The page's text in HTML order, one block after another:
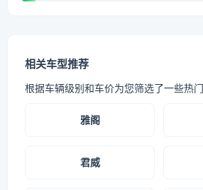
相关车型推荐
根据车辆级别和车价为您筛选了一些热
雅阁
君威